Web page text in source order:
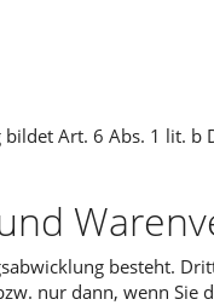
Art. 6 Abs. 1 lit. b
besteht.
nur dann, wenn Sie